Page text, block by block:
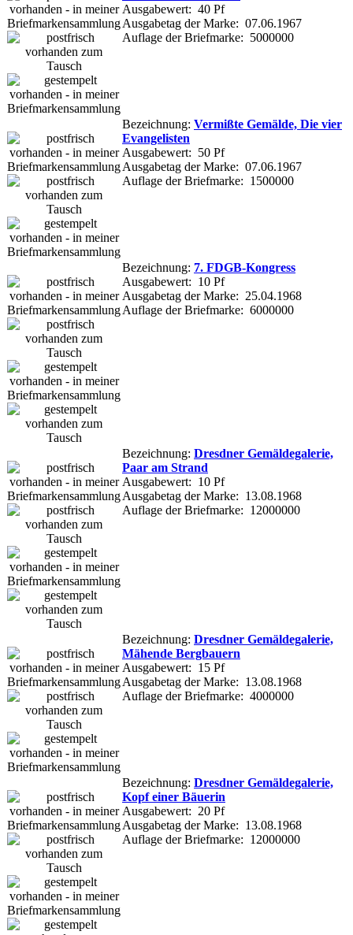
Ausgabewert: 40 Pf
Ausgabetag der Marke: 07.06.1967
Auflage der Briefmarke: 5000000
Bezeichnung: Vermißte Gemälde, Die vier
Evangelisten
Ausgabewert: 50 Pf
Ausgabetag der Marke: 07.06.1967
Auflage der Briefmarke: 1500000
Bezeichnung: 7. FDGB-Kongress
Ausgabewert: 10 Pf
Ausgabetag der Marke: 25.04.1968
Auflage der Briefmarke: 6000000
Bezeichnung: Dresdner Gemäldegalerie,
Paar am Strand
Ausgabewert: 10 Pf
Ausgabetag der Marke: 13.08.1968
Auflage der Briefmarke: 12000000
Bezeichnung: Dresdner Gemäldegalerie,
Mähende Bergbauern
Ausgabewert: 15 Pf
Ausgabetag der Marke: 13.08.1968
Auflage der Briefmarke: 4000000
Bezeichnung: Dresdner Gemäldegalerie,
Kopf einer Bäuerin
Ausgabewert: 20 Pf
Ausgabetag der Marke: 13.08.1968
Auflage der Briefmarke: 12000000